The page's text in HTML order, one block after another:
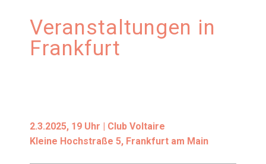
Veranstaltungen in
Frankfurt
2.3.2025, 19 Uhr | Club Vol­taire
Klei­ne Hoch­stra­ße 5, Frank­furt am Main